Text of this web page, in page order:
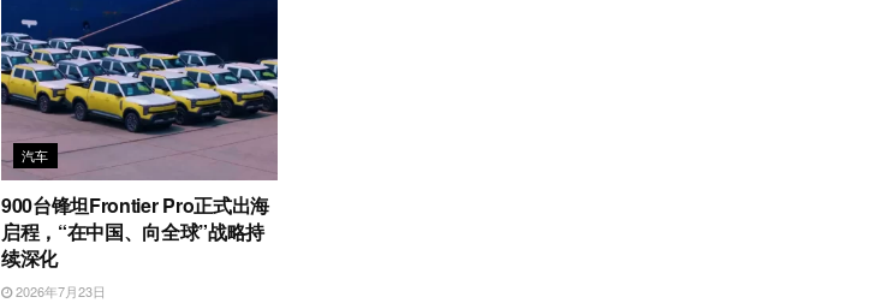
汽车
900台锋坦Frontier Pro正式出海
启程，“在中国、向全球”战略持
续深化
2026年7月23日